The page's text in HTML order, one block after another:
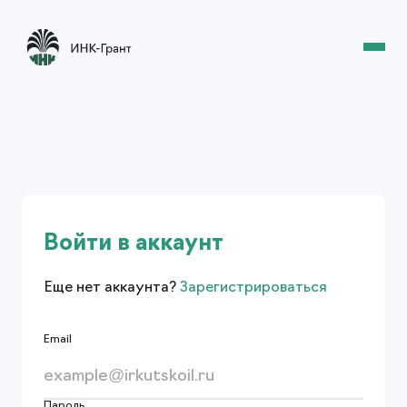
Войти в аккаунт
Еще нет аккаунта? Зарегистрироваться
Email